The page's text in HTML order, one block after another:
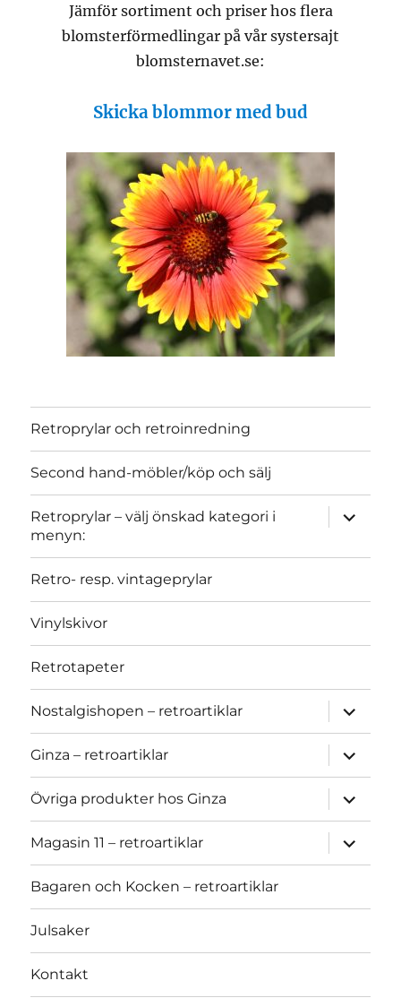
Jämför sortiment och priser hos flera
blomsterförmedlingar på vår systersajt
blomsternavet.se:
Skicka blommor med bud
Retroprylar och retroinredning
Second hand-möbler/köp och sälj
Retroprylar – välj önskad kategori i
menyn:
expand
child
Retro- resp. vintageprylar
Vinylskivor
Retrotapeter
Nostalgishopen – retroartiklar
expand
child
menu
Ginza – retroartiklar
expand
child
menu
Övriga produkter hos Ginza
expand
child
menu
Magasin 11 – retroartiklar
expand
child
menu
Bagaren och Kocken – retroartiklar
Julsaker
Kontakt